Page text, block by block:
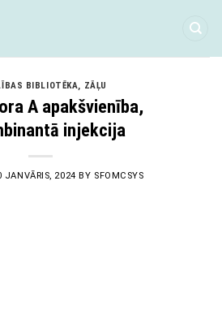
BIBLIOTĒKA, ZĀĻU
A apakšvienība,
injekcija
JANVĀRIS, 2024 BY SFOMCSYS